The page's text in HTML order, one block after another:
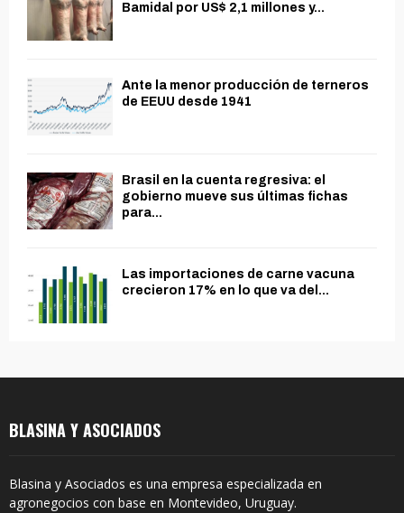
Bamidal por US$ 2,1 millones y...
Ante la menor producción de terneros
de EEUU desde 1941
Brasil en la cuenta regresiva: el
gobierno mueve sus últimas fichas
para...
Las importaciones de carne vacuna
crecieron 17% en lo que va del...
BLASINA Y ASOCIADOS
Blasina y Asociados es una empresa especializada en
agronegocios con base en Montevideo, Uruguay.